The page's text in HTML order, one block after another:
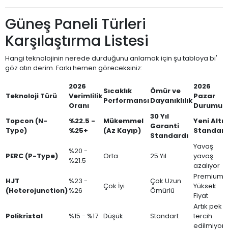
Güneş Paneli Türleri
Karşılaştırma Listesi
Hangi teknolojinin nerede durduğunu anlamak için şu tabloya bi'
göz atın derim. Farkı hemen göreceksiniz:
Teknoloji Türü
2026
Verimlilik
Oranı
Sıcaklık
Performansı
Ömür ve
Dayanıklılık
2026
Pazar
Durumu
Topcon (N-
Type)
%22.5 -
%25+
Mükemmel
(Az Kayıp)
30 Yıl
Garanti
Standardı
Yeni Altın
Standart
PERC (P-Type)
%20 -
%21.5
Orta 25 Yıl
Yavaş
yavaş
azalıyor
HJT
(Heterojunction)
%23 -
%26
Çok İyi
Çok Uzun
Ömürlü
Premium /
Yüksek
Fiyat
Polikristal %15 - %17 Düşük Standart
Artık pek
tercih
edilmiyor